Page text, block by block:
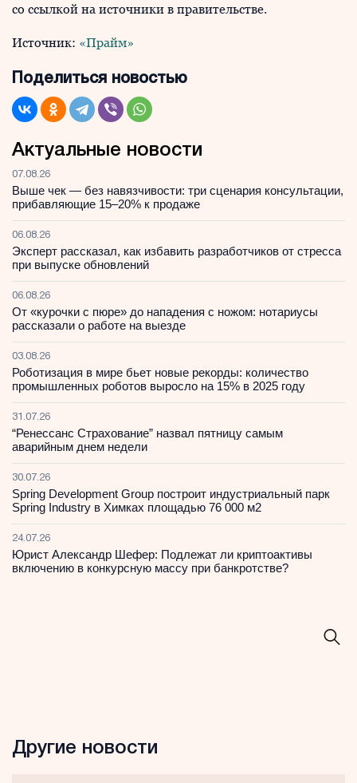
со ссылкой на источники в правительстве.
Источник: «Прайм»
Поделиться новостью
Актуальные новости
07.08.26
Выше чек — без навязчивости: три сценария консультации,
прибавляющие 15–20% к продаже
06.08.26
Эксперт рассказал, как избавить разработчиков от стресса
при выпуске обновлений
06.08.26
От «курочки с пюре» до нападения с ножом: нотариусы
рассказали о работе на выезде
03.08.26
Роботизация в мире бьет новые рекорды: количество
промышленных роботов выросло на 15% в 2025 году
31.07.26
“Ренессанс Страхование” назвал пятницу самым
аварийным днем недели
30.07.26
Spring Development Group построит индустриальный парк
Spring Industry в Химках площадью 76 000 м2
24.07.26
Юрист Александр Шефер: Подлежат ли криптоактивы
включению в конкурсную массу при банкротстве?
Другие новости